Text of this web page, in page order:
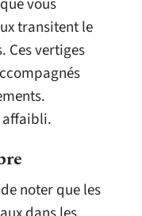
transitent le
Ces vertiges
affaibli.
noter que les